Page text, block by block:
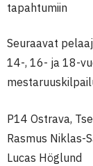
tapahtumiin
Seuraavat
14-, 16- ja 18-
P14 Ostrava,
Rasmus Niklas-
Lucas Höglund